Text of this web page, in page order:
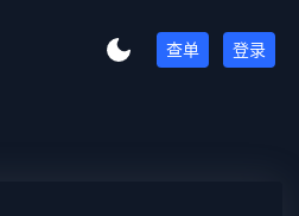
查单 登录